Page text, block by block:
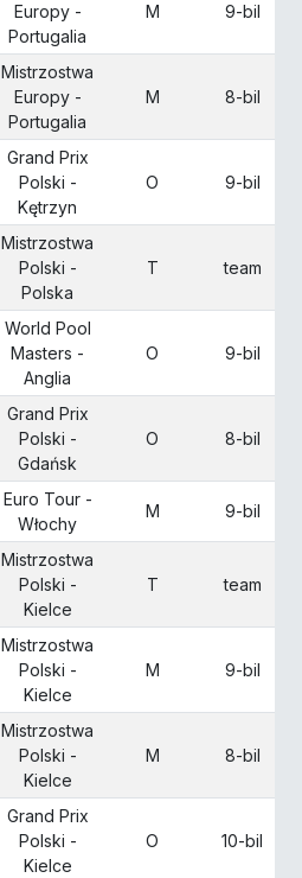
Europy -
Portugalia
M 9-bil
Mistrzostwa
Europy -
Portugalia
M 8-bil
Grand Prix
Polski -
Kętrzyn
O 9-bil
Mistrzostwa
Polski -
Polska
T team
World Pool
Masters -
Anglia
O 9-bil
Grand Prix
Polski -
Gdańsk
O 8-bil
Euro Tour -
Włochy
M 9-bil
Mistrzostwa
Polski -
Kielce
T team
Mistrzostwa
Polski -
Kielce
M 9-bil
Mistrzostwa
Polski -
Kielce
M 8-bil
Grand Prix
Polski -
Kielce
O 10-bil